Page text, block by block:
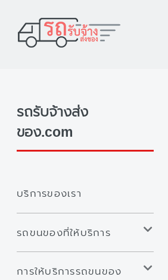
รถรับจ้างส่ง
ของ.com
บริการของเรา
รถขนของที่ให้บริการ
การให้บริการรถขนของ